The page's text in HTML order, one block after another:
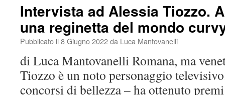
Intervista ad Alessia Tiozzo.
una reginetta del mondo
Pubblicato il 8 Giugno 2022da Luca Mantovanelli
di Luca Mantovanelli Romana, ma
Tiozzo è un noto personaggio
concorsi di bellezza – ha ottenuto